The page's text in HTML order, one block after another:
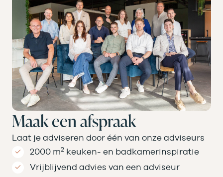
Maak een afspraak
Laat je adviseren door één van onze adviseurs
2000 m2 keuken- en badkamer­inspiratie
Vrijblijvend advies van een adviseur